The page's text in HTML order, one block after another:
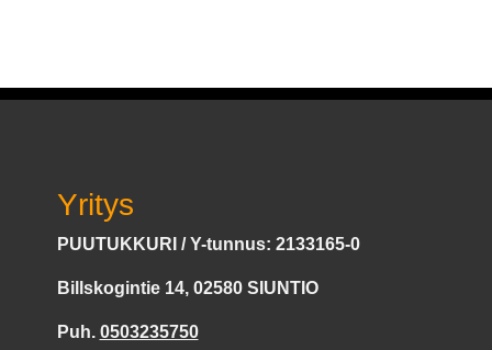
Yritys
PUUTUKKURI / Y-tunnus: 2133165-0
Billskogintie 14, 02580 SIUNTIO
Puh. 0503235750